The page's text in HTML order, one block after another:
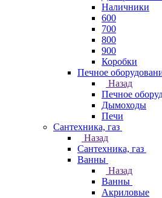
Наличники
600
700
800
900
Коробки
Печное
Назад
Печное
Дымоходы
Печи
Сантехника, газ
Назад
Сантехника, газ
Ванны
Назад
Ванны
Акриловые